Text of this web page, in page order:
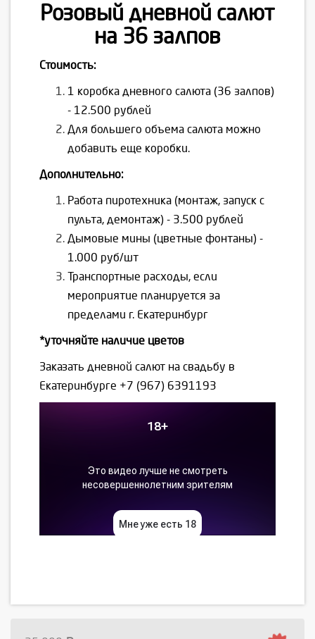
Розовый дневной салют
на 36 залпов
Стоимость:
1 коробка дневного салюта (36 залпов)
- 12.500 рублей
Для большего объема салюта можно
добавить еще коробки.
Дополнительно:
Работа пиротехника (монтаж, запуск с
пульта, демонтаж) - 3.500 рублей
Дымовые мины (цветные фонтаны) -
1.000 руб/шт
Транспортные расходы, если
мероприятие планируется за
пределами г. Екатеринбург
*уточняйте наличие цветов
Заказать дневной салют на свадьбу в
Екатеринбурге +7 (967) 6391193